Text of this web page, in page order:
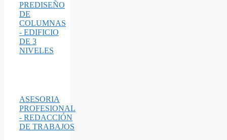
PREDISEÑO
DE
COLUMNAS
- EDIFICIO
DE 3
NIVELES
ASESORIA
PROFESIONAL
- REDACCIÓN
DE TRABAJOS